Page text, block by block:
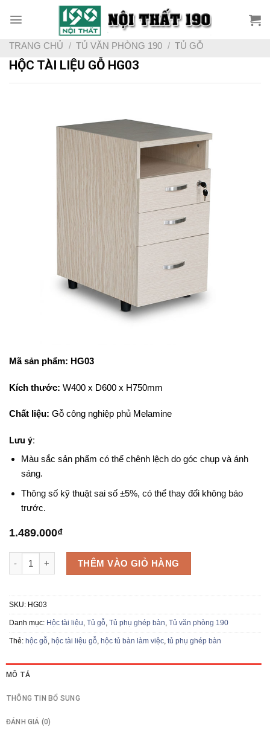
TRANG CHỦ / TỦ VĂN PHÒNG 190 / TỦ GỖ
HỘC TÀI LIỆU GỖ HG03
Mã sản phẩm: HG03
Kích thước: W400 x D600 x H750mm
Chất liệu: Gỗ công nghiệp phủ Melamine
Lưu ý:
Màu sắc sản phẩm có thể chênh lệch do góc chụp và ánh
sáng.
Thông số kỹ thuật sai số ±5%, có thể thay đổi không báo
trước.
1.489.000₫
Hộc tài liệu gỗ HG03 số lượng
THÊM VÀO GIỎ HÀNG
SKU: HG03
Danh mục: Hộc tài liệu, Tủ gỗ, Tủ phụ ghép bàn, Tủ văn phòng 190
Thẻ: hộc gỗ, hộc tài liệu gỗ, hộc tủ bàn làm việc, tủ phụ ghép bàn
MÔ TẢ
THÔNG TIN BỔ SUNG
ĐÁNH GIÁ (0)